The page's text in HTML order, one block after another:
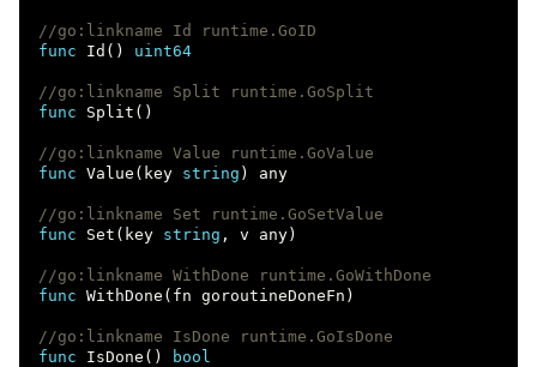
//go:linkname Id runtime.GoID
func
Id () uint64
//go:linkname Split runtime.GoSplit
func
Split ()
//go:linkname Value runtime.GoValue
func Value ( key string ) any
//go:linkname Set runtime.GoSetValue
func
Set ( key string , v any)
//go:linkname WithDone runtime.GoWithDone
func WithDone ( fn goroutineDoneFn )
//go:linkname IsDone runtime.GoIsDone
func
IsDone () bool